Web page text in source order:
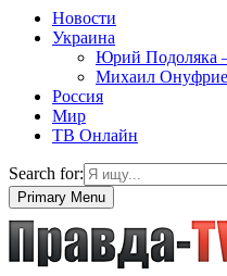
Новости
Украина
Юрий
Михаил
Россия
Мир
ТВ Онлайн
Search for:
Primary Menu